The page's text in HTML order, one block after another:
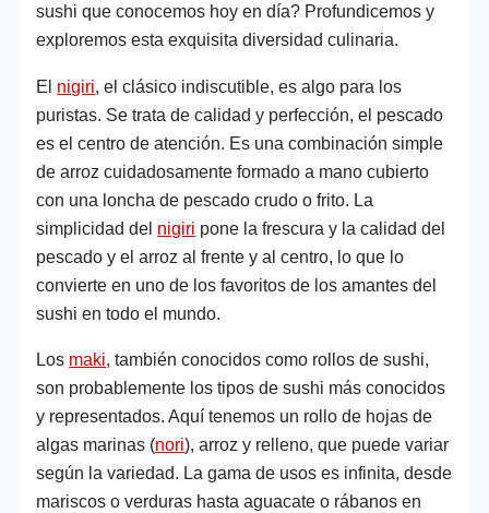
sushi que conocemos hoy en día? Profundicemos y
exploremos esta exquisita diversidad culinaria.
El nigiri, el clásico indiscutible, es algo para los
puristas. Se trata de calidad y perfección, el pescado
es el centro de atención. Es una combinación simple
de arroz cuidadosamente formado a mano cubierto
con una loncha de pescado crudo o frito. La
simplicidad del nigiri pone la frescura y la calidad del
pescado y el arroz al frente y al centro, lo que lo
convierte en uno de los favoritos de los amantes del
sushi en todo el mundo.
Los maki, también conocidos como rollos de sushi,
son probablemente los tipos de sushi más conocidos
y representados. Aquí tenemos un rollo de hojas de
algas marinas (nori), arroz y relleno, que puede variar
según la variedad. La gama de usos es infinita, desde
mariscos o verduras hasta aguacate o rábanos en